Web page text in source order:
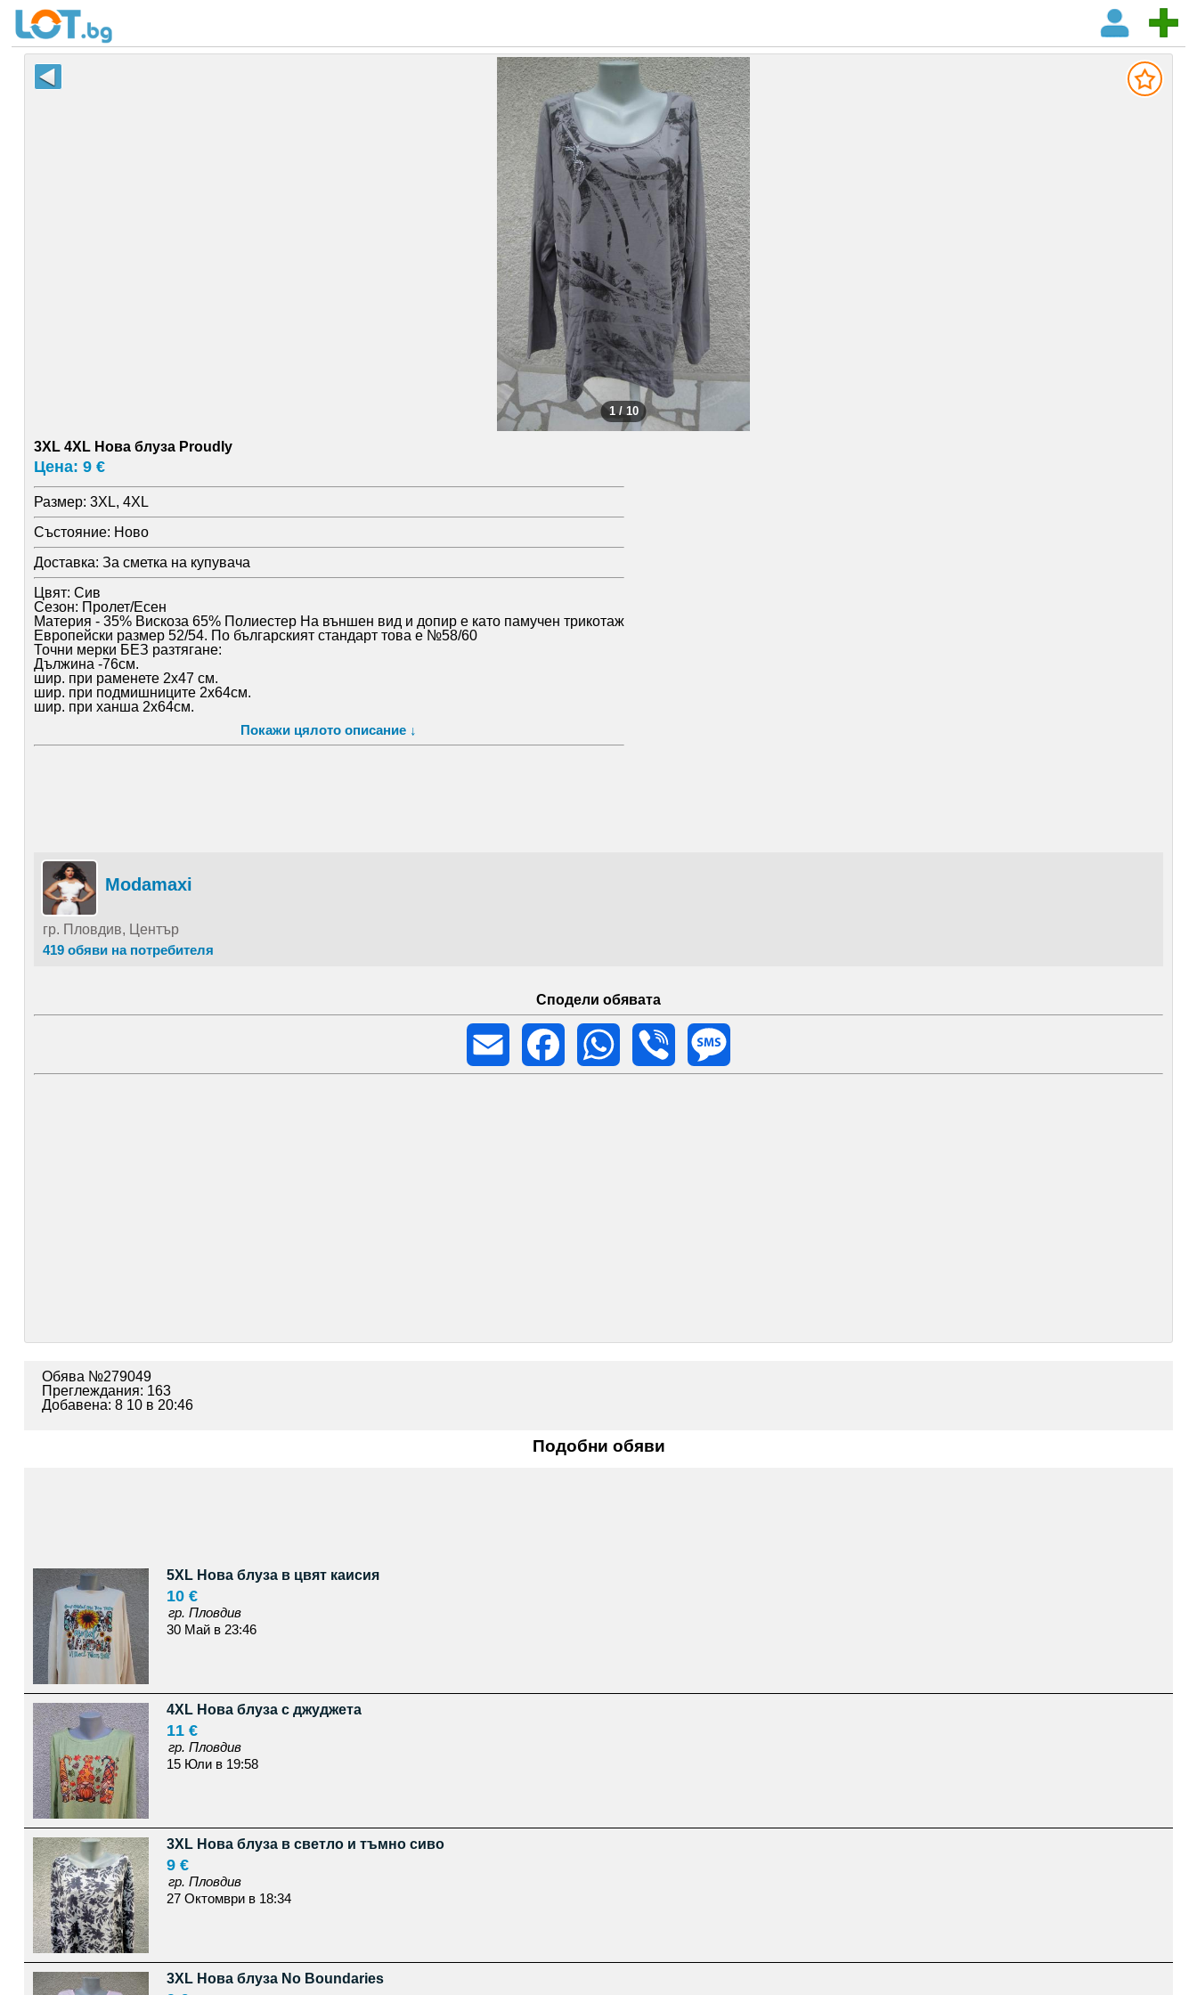
1 / 10
3XL 4XL Нова блуза Proudly
Цена: 9 €
Размер: 3XL, 4XL
Състояние: Ново
Доставка: За сметка на купувача
Цвят: Сив
Сезон: Пролет/Есен
Материя - 35% Вискоза 65% Полиестер На външен вид и допир е като памучен трикотаж
Европейски размер 52/54. По българският стандарт това е №58/60
Точни мерки БЕЗ разтягане:
Дължина -76см.
шир. при раменете 2х47 см.
шир. при подмишниците 2х64см.
шир. при ханша 2х64см.
Още мои дрехи с големи размери в блога ми:
Покажи цялото описание ↓
Modamaxi
гр. Пловдив, Център
419 обяви на потребителя
Сподели обявата
Email
Facebook WhatsApp Viber
Обява №279049
Преглеждания: 163
Добавена: 8 10 в 20:46
Подобни обяви
5XL Нова блуза в цвят каисия
10 €
гр. Пловдив
30 Май в 23:46
4XL Нова блуза с джуджета
11 €
гр. Пловдив
15 Юли в 19:58
3XL Нова блуза в светло и тъмно сиво
9 €
гр. Пловдив
27 Октомври в 18:34
3XL Нова блуза No Boundaries